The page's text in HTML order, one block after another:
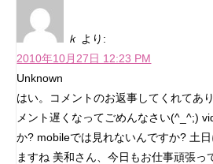
ｋ より:
2010年10月27日 12:23 PM
Unknown
はい。コメントのお返事してくれてあ
メント遅くなってごめんなさい(^_^;)
か? mobileでは見れないんですか? 土
ますね 美和さん、今日もお仕事頑張っ